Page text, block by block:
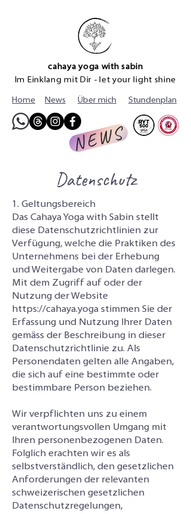
cahaya yoga with sabin
Im Einklang mit Dir - let your light shine
Home News Über mich
NEWS
Stundenplan
Datenschutz
1. Geltungsbereich
Das Cahaya Yoga with Sabin stellt
diese Datenschutzrichtlinien zur
Verfügung, welche die Praktiken des
Unternehmens bei der Erhebung
und Weitergabe von Daten darlegen.
Mit dem Zugriff auf oder der
Nutzung der Website
https://cahaya.yoga stimmen Sie der
Erfassung und Nutzung Ihrer Daten
gemäss der Beschreibung in dieser
Datenschutzrichtlinie zu. Als
Personendaten gelten alle Angaben,
die sich auf eine bestimmte oder
bestimmbare Person beziehen.
Wir verpflichten uns zu einem
verantwortungsvollen Umgang mit
Ihren personenbezogenen Daten.
Folglich erachten wir es als
selbstverständlich, den gesetzlichen
Anforderungen der relevanten
schweizerischen gesetzlichen
Datenschutzregelungen,